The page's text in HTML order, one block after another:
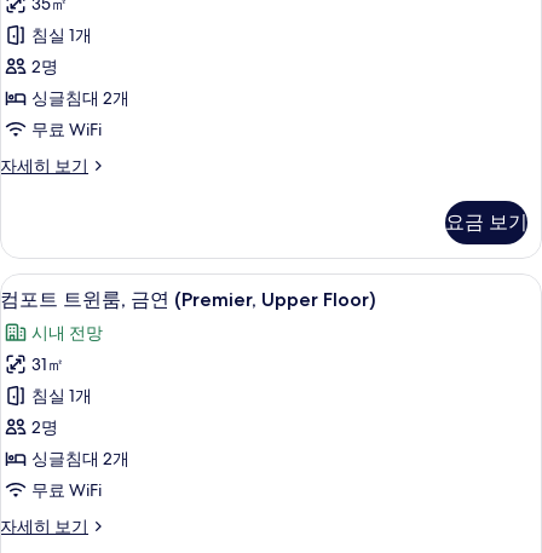
모
두
보
기
guests,
Premier)
자
세
히
기
트
윈
룸,
금
연
(Premier,
진
모
두
보
기
침실 1개
2명
싱글침대 2개
무료 WiFi
자세히 보기
컴
윈
룸,
금
연
(Premier,
Superior)
자
세
히
보
기
요금 보기
컴
포
트
트
윈
룸,
금
연
(Premier,
7
컴포트 트윈룸, 금연 (Premier, Upper Floor)
시내 전망
31㎡
침실 1개
2명
싱글침대 2개
무료 WiFi
자세히 보기
컴